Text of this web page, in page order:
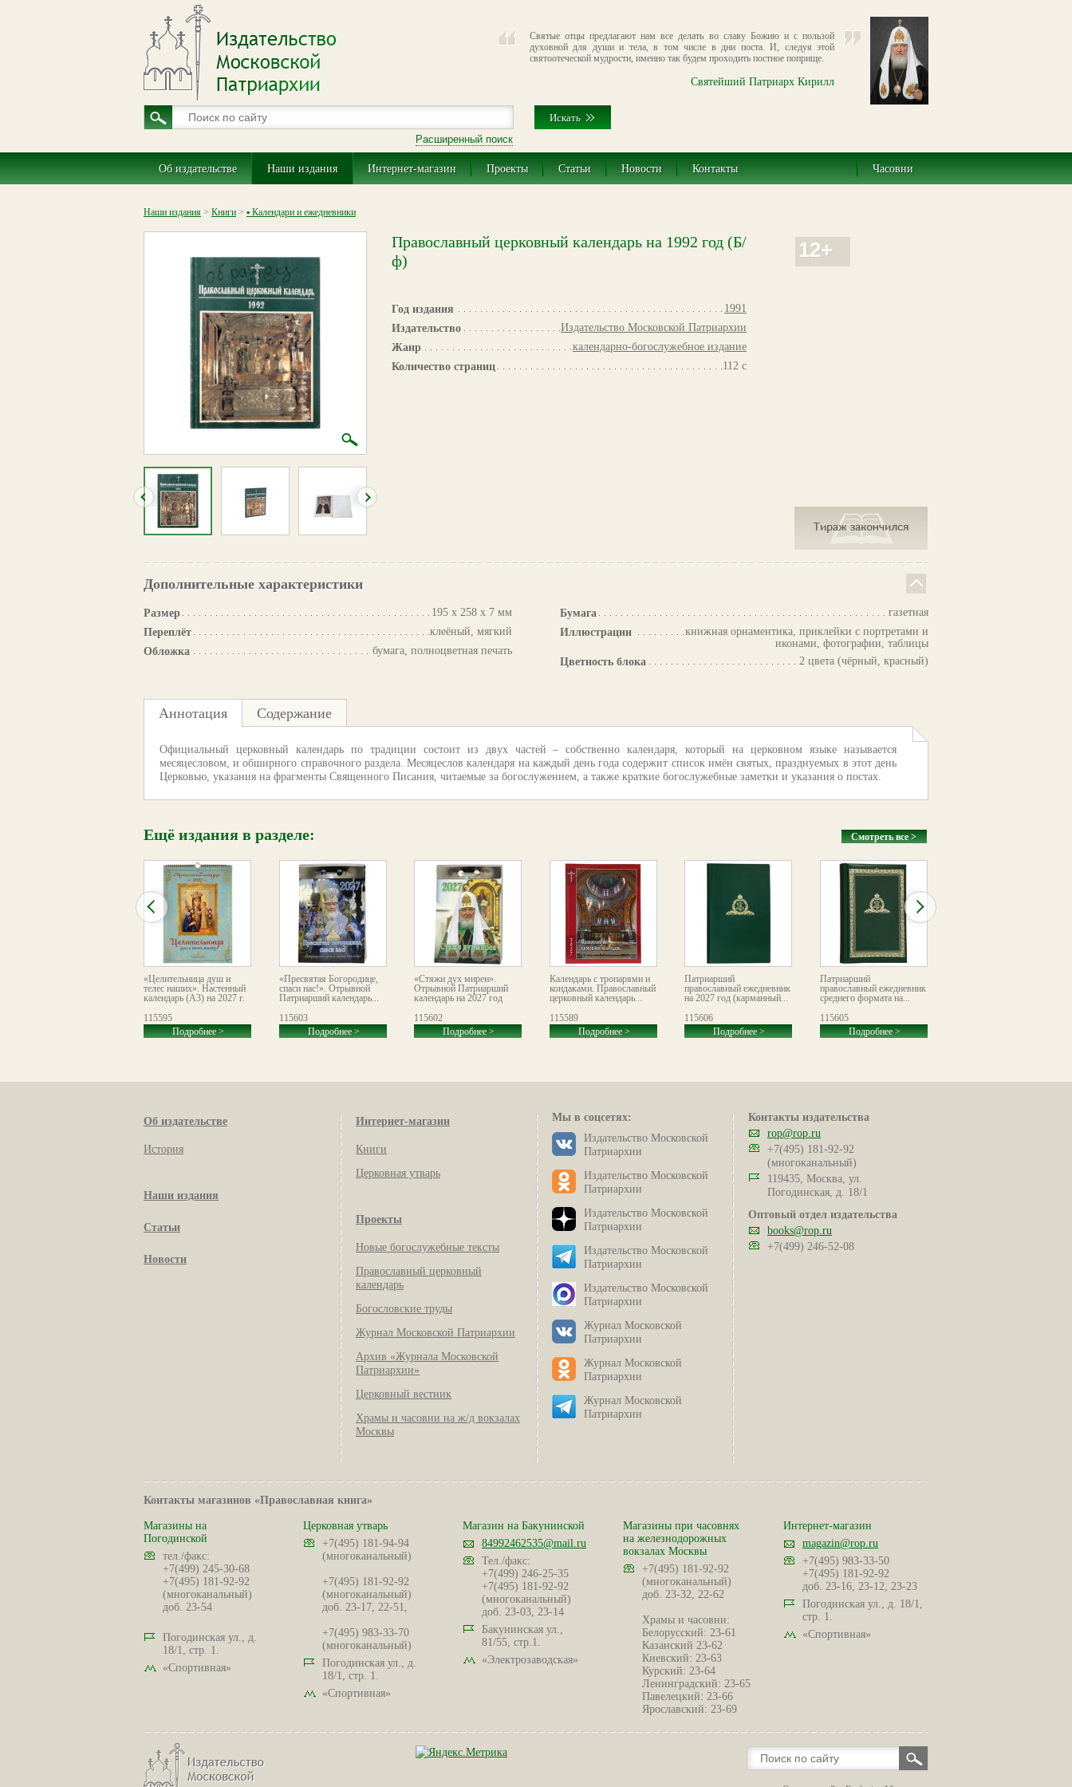
Святые отцы предлагают нам все делать во славу Божию и с пользой
духовной для души и тела, в том числе в дни поста. И, следуя этой
святоотеческой мудрости, именно так будем проходить постное поприще.
Святейший Патриарх Кирилл
Расширенный поиск
Об издательстве Наши издания Интернет-магазин Проекты Статьи Новости Контакты Часовни
Наши издания > Книги > ▪ Календари и ежедневники
12+
Православный церковный календарь на 1992 год (Б/
ф)
Год издания
1991
Издательство
Издательство Московской Патриархии
Жанр
календарно-богослужебное издание
Количество страниц
112 с
Дополнительные характеристики
Размер
195 х 258 х 7 мм
Переплёт
клеёный, мягкий
Обложка
бумага, полноцветная печать
Бумага
газетная
Иллюстрации
книжная орнаментика, приклейки с портретами и
иконами, фотографии, таблицы
Цветность блока
2 цвета (чёрный, красный)
Аннотация Содержание
Официальный церковный календарь по традиции состоит из двух частей – собственно календаря, который на церковном языке называется
месяцесловом, и обширного справочного раздела. Месяцеслов календаря на каждый день года содержит список имён святых, празднуемых в этот день
Церковью, указания на фрагменты Священного Писания, читаемые за богослужением, а также краткие богослужебные заметки и указания о постах.
Смотреть все >
Ещё издания в разделе:
«Целительница душ и
телес наших». Настенный
календарь (А3) на 2027 г.
115595
Подробнее >
«Пресвятая Богородице,
спаси нас!». Отрывной
Патриарший календарь...
115603
Подробнее >
«Стяжи дух мирен».
Отрывной Патриарший
календарь на 2027 год
115602
Подробнее >
Календарь с тропарями и
кондаками. Православный
церковный календарь...
115589
Подробнее >
Патриарший
православный ежедневник
на 2027 год (карманный...
115606
Подробнее >
Патриарший
православный ежедневник
среднего формата на...
115605
Подробнее >
Об издательстве
История
Наши издания
Статьи
Новости
Интернет-магазин
Книги
Церковная утварь
Проекты
Новые богослужебные тексты
Православный церковный
календарь
Богословские труды
Журнал Московской Патриархии
Архив «Журнала Московской
Патриархии»
Церковный вестник
Храмы и часовни на ж/д вокзалах
Москвы
Мы в соцсетях:
Издательство Московской
Патриархии
Издательство Московской
Патриархии
Издательство Московской
Патриархии
Издательство Московской
Патриархии
Издательство Московской
Патриархии
Журнал Московской
Патриархии
Журнал Московской
Патриархии
Журнал Московской
Патриархии
Контакты издательства
rop@rop.ru
+7(495) 181-92-92
(многоканальный)
119435, Москва, ул.
Погодинская, д. 18/1
Оптовый отдел издательства
books@rop.ru
+7(499) 246-52-08
Контакты магазинов «Православная книга»
Магазины на
Погодинской
тел./факс:
+7(499) 245-30-68
+7(495) 181-92-92
(многоканальный)
доб. 23-54
Погодинская ул., д.
18/1, стр. 1.
«Спортивная»
Церковная утварь
+7(495) 181-94-94
(многоканальный)
+7(495) 181-92-92
(многоканальный)
доб. 23-17, 22-51,
+7(495) 983-33-70
(многоканальный)
Погодинская ул., д.
18/1, стр. 1.
«Спортивная»
Магазин на Бакунинской
84992462535@mail.ru
Тел./факс:
+7(499) 246-25-35
+7(495) 181-92-92
(многоканальный)
доб. 23-03, 23-14
Бакунинская ул.,
81/55, стр.1.
«Электрозаводская»
Магазины при часовнях
на железнодорожных
вокзалах Москвы
+7(495) 181-92-92
(многоканальный)
доб. 23-32, 22-62
Храмы и часовни:
Белорусский: 23-61
Казанский 23-62
Киевский: 23-63
Курский: 23-64
Ленинградский: 23-65
Павелецкий: 23-66
Ярославский: 23-69
Интернет-магазин
magazin@rop.ru
+7(495) 983-33-50
+7(495) 181-92-92
доб. 23-16, 23-12, 23-23
Погодинская ул., д. 18/1,
стр. 1.
«Спортивная»